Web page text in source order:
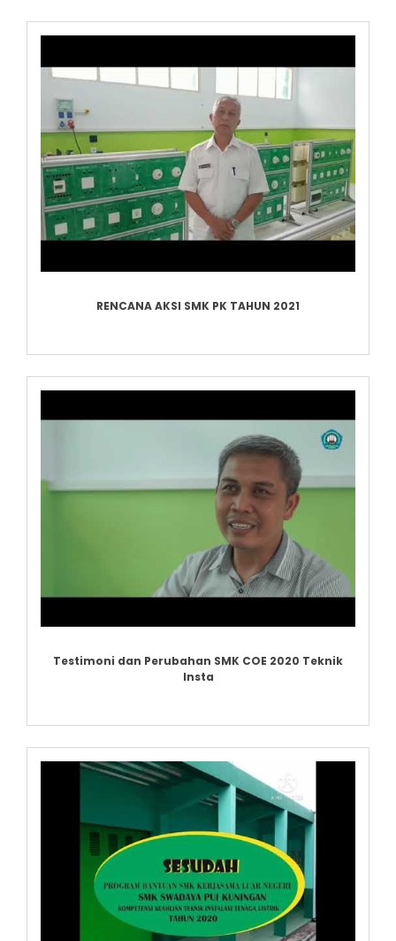
RENCANA AKSI SMK PK TAHUN 2021
Testimoni dan Perubahan SMK COE 2020 Teknik
Insta